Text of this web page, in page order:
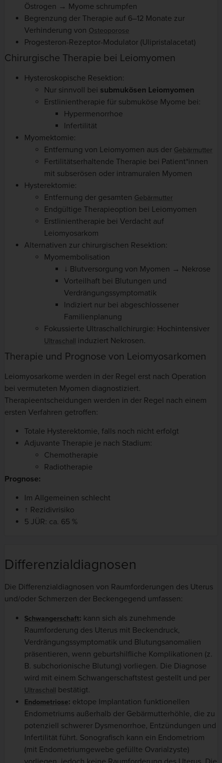
Östrogen → Myome schrumpfen
Begrenzung der Therapie auf 6–12 Monate zur
Verhinderung von Osteoporose
Progesteron-Rezeptor-Modulator (Ulipristalacetat)
Chirurgische Therapie bei Leiomyomen
Hysteroskopische Resektion:
Nur sinnvoll bei submukösen Leiomyomen
Erstlinientherapie für submuköse Myome bei:
Hypermenorrhoe
Infertilität
Myomektomie:
Entfernung von Leiomyomen aus der Gebärmutter
Fertilitätserhaltende Therapie bei Patient*innen
mit subserösen oder intramuralen Myomen
Hysterektomie:
Entfernung der gesamten Gebärmutter
Endgültige Therapieoption bei Leiomyomen
Erstlinientherapie bei Verdacht auf
Leiomyosarkom
Alternativen zur chirurgischen Resektion:
Myomembolisation
↓ Blutversorgung von Myomen → Nekrose
Vorteilhaft bei Blutungen und
Verdrängungssymptomatik
Indiziert nur bei abgeschlossener
Familienplanung
Fokussierte Ultraschallchirurgie: Hochintensiver
Ultraschall induziert Nekrosen.
Therapie und Prognose von Leiomyosarkomen
Leiomyosarkome werden in der Regel erst nach Operation
bei vermuteten Myomen diagnostiziert.
Therapieentscheidungen werden in der Regel nach einem
ersten Verfahren getroffen:
Totale Hysterektomie, falls noch nicht erfolgt
Adjuvante Therapie je nach Stadium:
Chemotherapie
Radiotherapie
Prognose:
Im Allgemeinen schlecht
↑ Rezidivrisiko
5 JÜR: ca. 65 %
Differenzialdiagnosen
Die Differenzialdiagnosen von Raumforderungen des Uterus
und/oder Schmerzen der Beckengegend umfassen:
Schwangerschaft: kann sich als zunehmende
Raumforderung des Uterus mit Beckendruck,
Verdrängungssymptomatik und Blutungsanomalien
präsentieren, wenn geburtshilfliche Komplikationen (z.
B. subchorionische Blutung) vorliegen. Die Diagnose
wird mit einem Schwangerschaftstest gestellt und per
Ultraschall bestätigt.
Endometriose: ektope Implantation funktionellen
Endometriums außerhalb der Gebärmutterhöhle, die zu
potenziell schwerer Dysmenorrhoe, Entzündungen und
Infertilität führt. Sonografisch kann ein Endometriom
(mit Endometriumgewebe gefüllte Ovarialzyste)